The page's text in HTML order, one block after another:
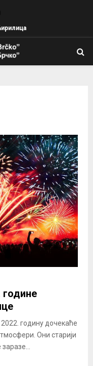
годину дочекаће
Они старији